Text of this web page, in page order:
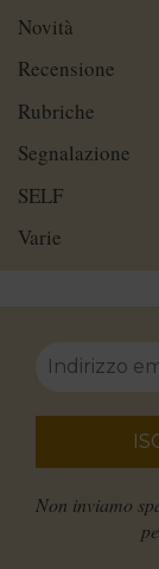
Novità
Recensione
Rubriche
Segnalazione
SELF
Varie
Non inviamo